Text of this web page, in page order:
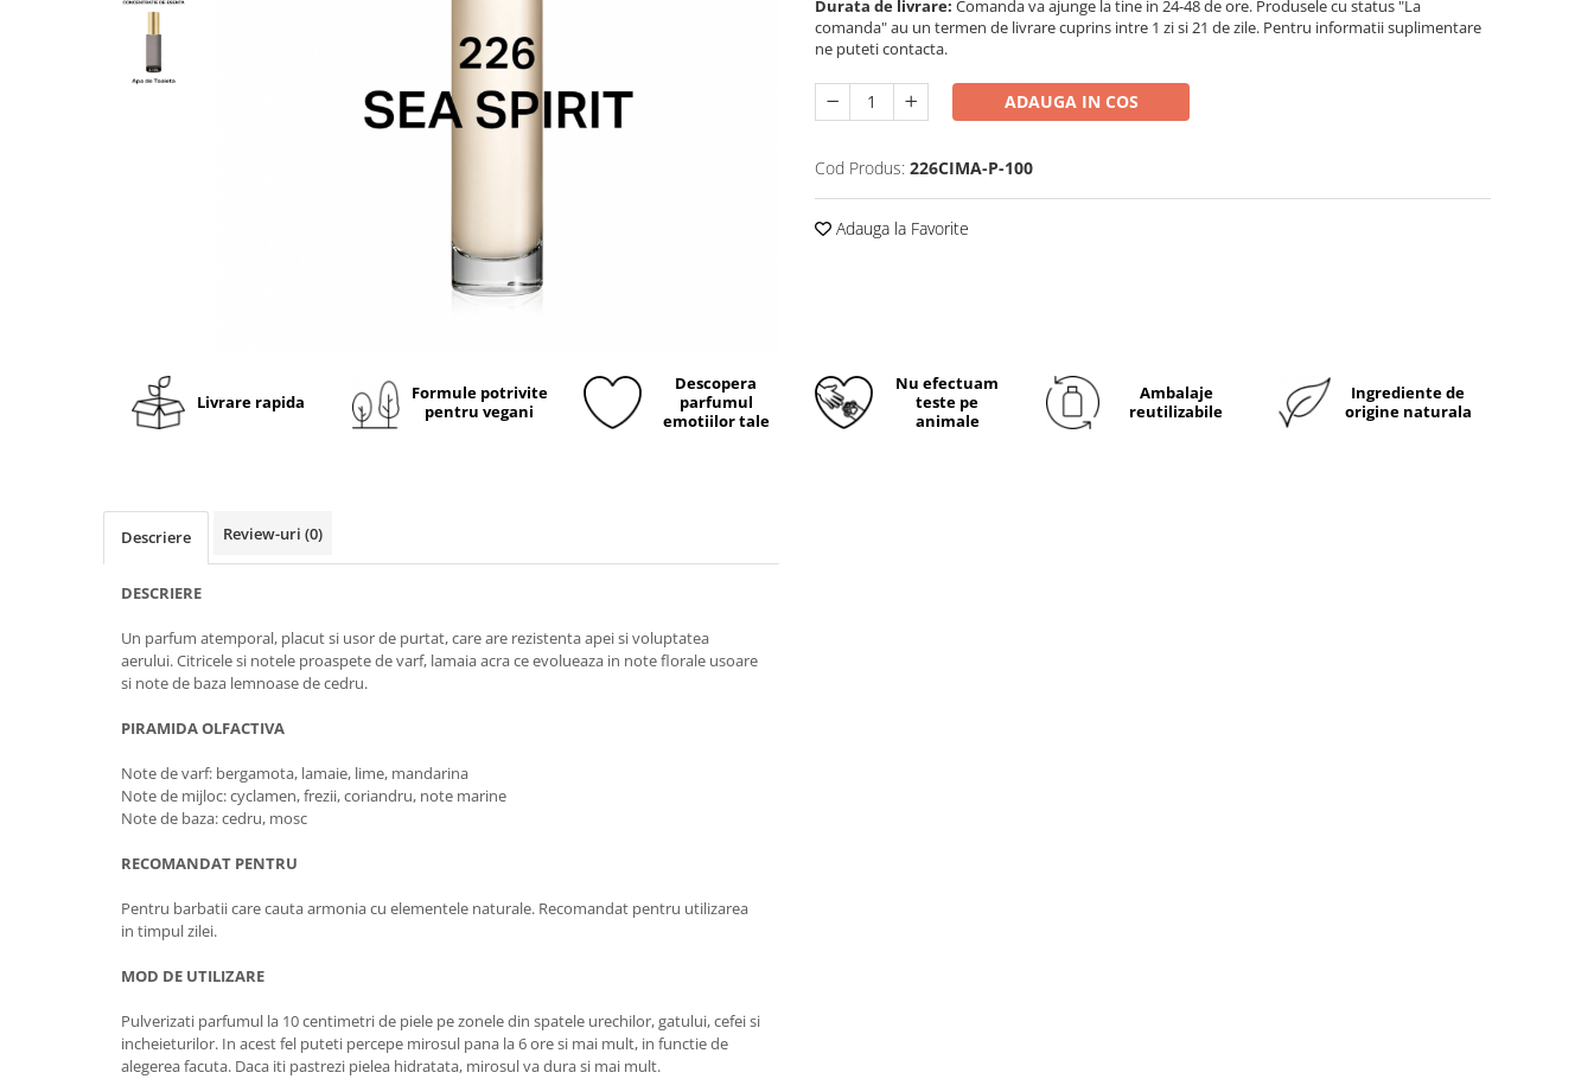
Ulei pentru barba
Durata de livrare: Comanda va ajunge la tine in 24-48 de ore. Produsele cu status "La
comanda" au un termen de livrare cuprins intre 1 zi si 21 de zile. Pentru informatii suplimentare
ne puteti contacta.
ADAUGA IN COS
Cod Produs: 226CIMA-P-100
Adauga la Favorite
Livrare rapida
Formule potrivite
pentru vegani
Descopera
parfumul
emotiilor tale
Nu efectuam
teste pe
animale
Ambalaje
reutilizabile
Ingrediente de
origine naturala
Descriere Review-uri (0)
DESCRIERE
Un parfum atemporal, placut si usor de purtat, care are rezistenta apei si voluptatea
aerului. Citricele si notele proaspete de varf, lamaia acra ce evolueaza in note florale usoare
si note de baza lemnoase de cedru.
PIRAMIDA OLFACTIVA
Note de varf: bergamota, lamaie, lime, mandarina
Note de mijloc: cyclamen, frezii, coriandru, note marine
Note de baza: cedru, mosc
RECOMANDAT PENTRU
Pentru barbatii care cauta armonia cu elementele naturale. Recomandat pentru utilizarea
in timpul zilei.
MOD DE UTILIZARE
Pulverizati parfumul la 10 centimetri de piele pe zonele din spatele urechilor, gatului, cefei si
incheieturilor. In acest fel puteti percepe mirosul pana la 6 ore si mai mult, in functie de
alegerea facuta. Daca iti pastrezi pielea hidratata, mirosul va dura si mai mult.